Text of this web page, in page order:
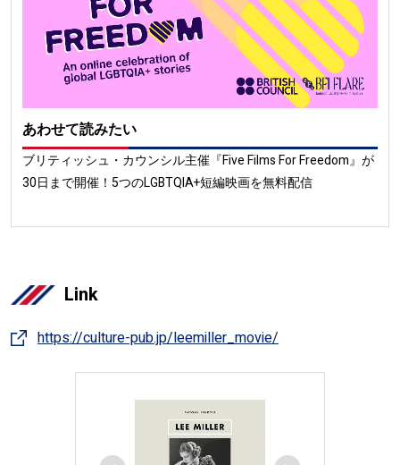
あわせて読みたい
ブリティッシュ・カウンシル主催『Five Films For Freedom』が
30日まで開催！5つのLGBTQIA+短編映画を無料配信
Link
https://culture-pub.jp/leemiller_movie/